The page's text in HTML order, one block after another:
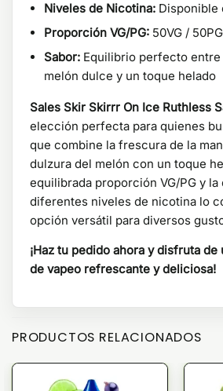
Niveles de Nicotina: Disponible
Proporción VG/PG: 50VG / 50PG
Sabor: Equilibrio perfecto entre
melón dulce y un toque helado
Sales Skir Skirrr On Ice Ruthless
elección perfecta para quienes
que combine la frescura de la
dulzura del melón con un toque
equilibrada proporción VG/PG y la
diferentes niveles de nicotina lo
opción versátil para diversos
¡Haz tu pedido ahora y disfruta
de vapeo refrescante y deliciosa!
PRODUCTOS RELACIONADOS